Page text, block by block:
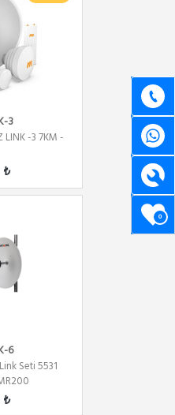
0
3
LINK -3 7KM -
₺
6
Seti 5531
₺